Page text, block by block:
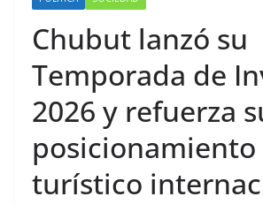
Chubut lanzó su
Temporada de
2026 y refuerza
posicionamiento
turístico